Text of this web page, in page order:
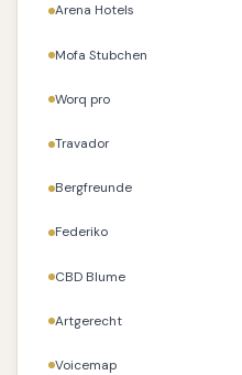
Arena Hotels
Mofa Stubchen
Worq pro
Travador
Bergfreunde
Federiko
CBD Blume
Artgerecht
Voicemap